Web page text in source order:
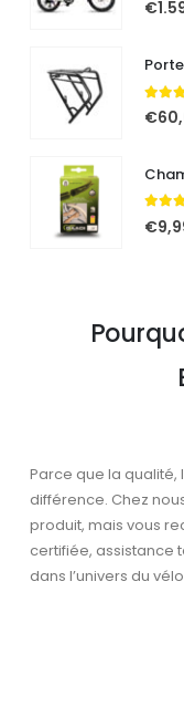
€
5.00
€
5.00
€
Parce que la qualité,
différence. Chez
produit, mais vous
certifiée, assistance
dans l’univers du